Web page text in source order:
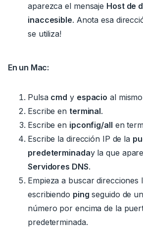
aparezca el mensaje Host de
inaccesible. Anota esa
se utiliza!
En un Mac:
Pulsa cmd y espacio al
Escribe en terminal.
Escribe en ipconfig/all en
Escribe la dirección IP de la
predeterminaday la que
Servidores DNS.
Empieza a buscar direcciones
escribiendo ping seguido de
número por encima de la
predeterminada.